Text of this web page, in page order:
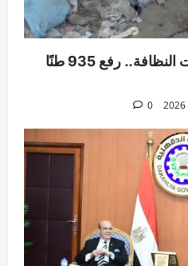
محافظ الغربية يتابع حملات النظافة.. رفع 935 طنًا
0